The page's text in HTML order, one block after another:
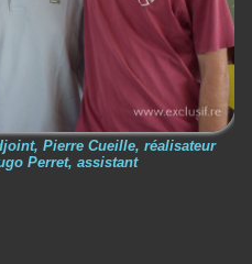
Pierre Cueille, réalisateur
Perret, assistant